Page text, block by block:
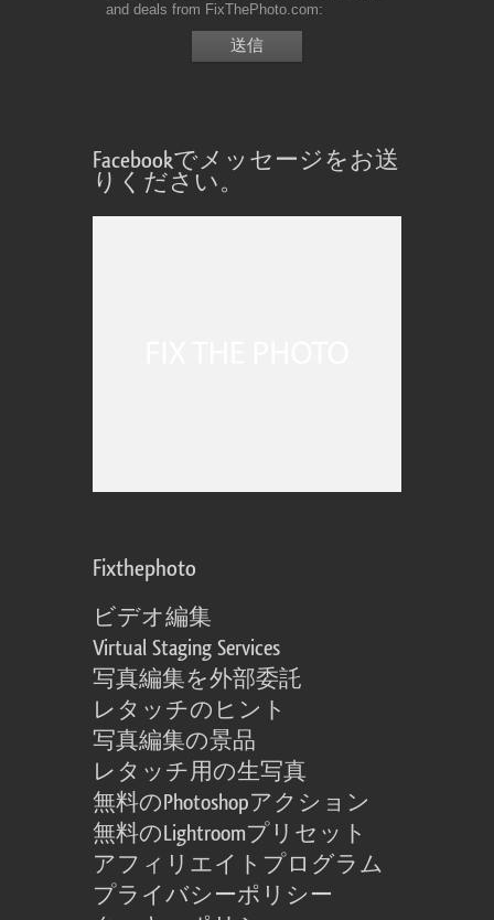
and deals from FixThePhoto.com
Facebookでメッセージをお送
りください。
Fixthephoto
ビデオ編集
Virtual Staging Services
写真編集を外部委託
レタッチのヒント
写真編集の景品
レタッチ用の生写真
無料のPhotoshopアクション
無料のLightroomプリセット
アフィリエイトプログラム
プライバシーポリシー